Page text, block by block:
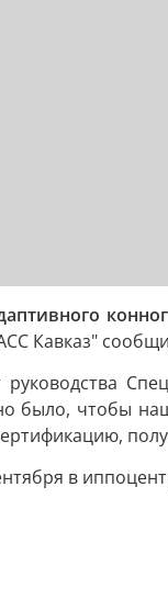
Кавказ"
руководства
было, чтобы
в